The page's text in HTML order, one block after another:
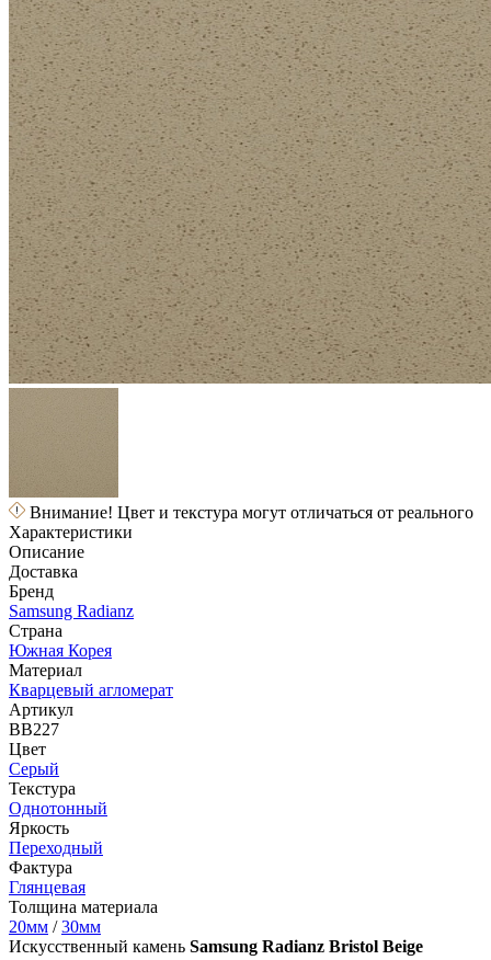
Внимание! Цвет и текстура могут отличаться от реального
Характеристики
Описание
Доставка
Бренд
Samsung Radianz
Страна
Южная Корея
Материал
Кварцевый агломерат
Артикул
BB227
Цвет
Серый
Текстура
Однотонный
Яркость
Переходный
Фактура
Глянцевая
Толщина материала
20мм /30мм
Искусственный камень Samsung Radianz Bristol Beige